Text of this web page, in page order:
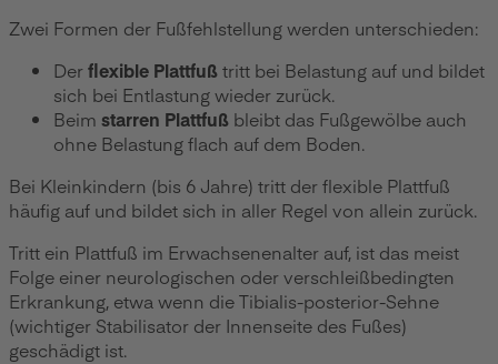
Zwei Formen der Fußfehlstellung werden unterschieden:
Derflexible Plattfußtritt bei Belastung auf und bildet
sich bei Entlastung wieder zurück.
Beim starren Plattfuß bleibt das Fußgewölbe auch
ohne Belastung flach auf dem Boden.
Bei Kleinkindern (bis 6 Jahre) tritt der flexible Plattfuß
häufig auf und bildet sich in aller Regel von allein zurück.
Tritt ein Plattfuß im Erwachsenenalter auf, ist das meist
Folge einer neurologischen oder verschleißbedingten
Erkrankung, etwa wenn die Tibialis-posterior-Sehne
(wichtiger Stabilisator der Innenseite des Fußes)
geschädigt ist.